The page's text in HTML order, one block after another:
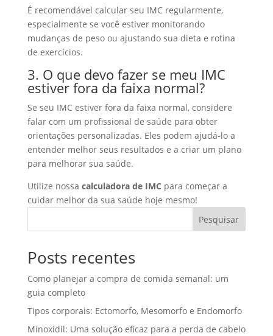
É recomendável calcular seu IMC regularmente,
especialmente se você estiver monitorando
mudanças de peso ou ajustando sua dieta e rotina
de exercícios.
3. O que devo fazer se meu IMC
estiver fora da faixa normal?
Se seu IMC estiver fora da faixa normal, considere
falar com um profissional de saúde para obter
orientações personalizadas. Eles podem ajudá-lo a
entender melhor seus resultados e a criar um plano
para melhorar sua saúde.
Utilize nossa calculadora de IMC para começar a
cuidar melhor da sua saúde hoje mesmo!
Pesquisar
Posts recentes
Como planejar a compra de comida semanal: um
guia completo
Tipos corporais: Ectomorfo, Mesomorfo e Endomorfo
Minoxidil: Uma solução eficaz para a perda de cabelo